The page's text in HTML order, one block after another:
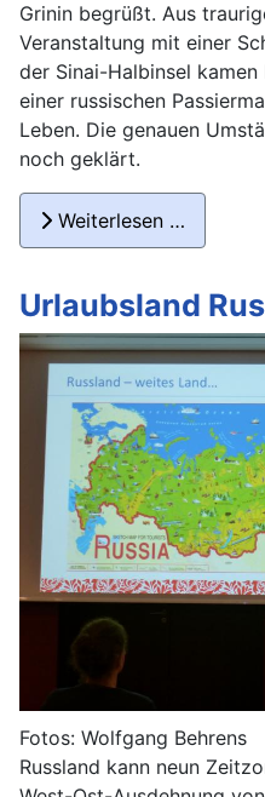
Grinin begrüßt. Aus
Veranstaltung mit einer
der Sinai-Halbinsel
einer russischen
Leben. Die genauen
noch geklärt.
Weiterlesen …
Urlaubsland
Fotos: Wolfgang Behrens
Russland kann neun